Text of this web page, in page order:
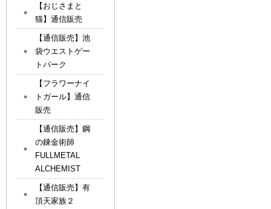
【おじさまと
猫】通信販売
【通信販売】池
袋ウエストゲー
トパーク
【フラワーナイ
トガール】通信
販売
【通信販売】鋼
の錬金術師
FULLMETAL
ALCHEMIST
【通信販売】有
頂天家族２